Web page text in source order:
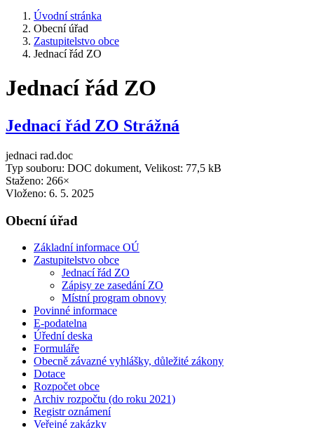
Úvodní stránka
Obecní úřad
Zastupitelstvo obce
Jednací řád ZO
Jednací řád ZO
Jednací řád ZO Strážná
jednaci rad.doc
Typ souboru: DOC dokument, Velikost: 77,5 kB
Staženo: 266×
Vloženo: 6. 5. 2025
Obecní úřad
Základní informace OÚ
Zastupitelstvo obce
Jednací řád ZO
Zápisy ze zasedání ZO
Místní program obnovy
Povinné informace
E-podatelna
Úřední deska
Formuláře
Obecně závazné vyhlášky, důležité zákony
Dotace
Rozpočet obce
Archiv rozpočtu (do roku 2021)
Registr oznámení
Veřejné zakázky